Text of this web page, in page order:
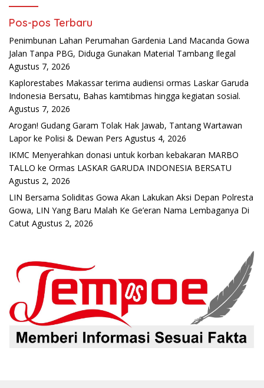
Pos-pos Terbaru
Penimbunan Lahan Perumahan Gardenia Land Macanda Gowa
Jalan Tanpa PBG, Diduga Gunakan Material Tambang Ilegal
Agustus 7, 2026
Kaplorestabes Makassar terima audiensi ormas Laskar Garuda
Indonesia Bersatu, Bahas kamtibmas hingga kegiatan sosial.
Agustus 7, 2026
Arogan! Gudang Garam Tolak Hak Jawab, Tantang Wartawan
Lapor ke Polisi & Dewan Pers Agustus 4, 2026
IKMC Menyerahkan donasi untuk korban kebakaran MARBO
TALLO ke Ormas LASKAR GARUDA INDONESIA BERSATU
Agustus 2, 2026
LIN Bersama Soliditas Gowa Akan Lakukan Aksi Depan Polresta
Gowa, LIN Yang Baru Malah Ke Ge’eran Nama Lembaganya Di
Catut Agustus 2, 2026